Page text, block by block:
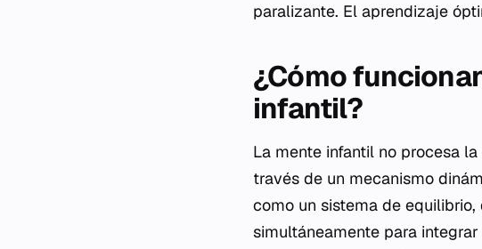
paralizante. El aprendizaje
¿Cómo
infantil?
La mente infantil no procesa
través de un mecanismo
como un sistema de
simultáneamente para